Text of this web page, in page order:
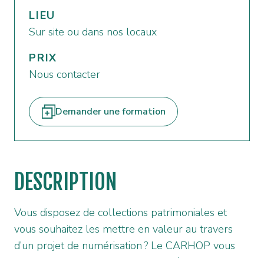
DESCRIPTION
Vous disposez de collections patrimoniales et
vous souhaitez les mettre en valeur au travers
d’un projet de numérisation ? Le CARHOP vous
LIEU
Sur site ou dans nos locaux
PRIX
Nous contacter
Demander une formation